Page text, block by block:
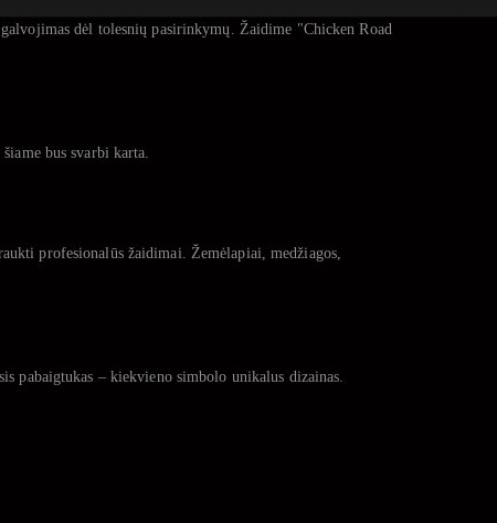
dėl tolesnių pasirinkymų. Žaidime "Chicken Road
bus svarbi karta.
profesionalūs žaidimai. Žemėlapiai, medžiagos,
pabaigtukas – kiekvieno simbolo unikalus dizainas.